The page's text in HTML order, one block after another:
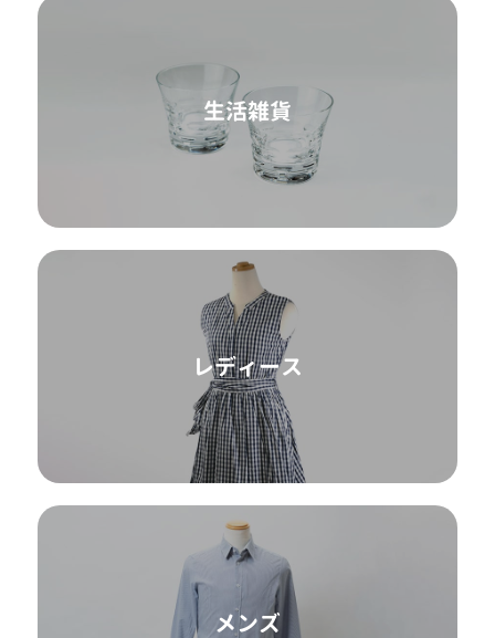
生活雑貨
レディース
メンズ